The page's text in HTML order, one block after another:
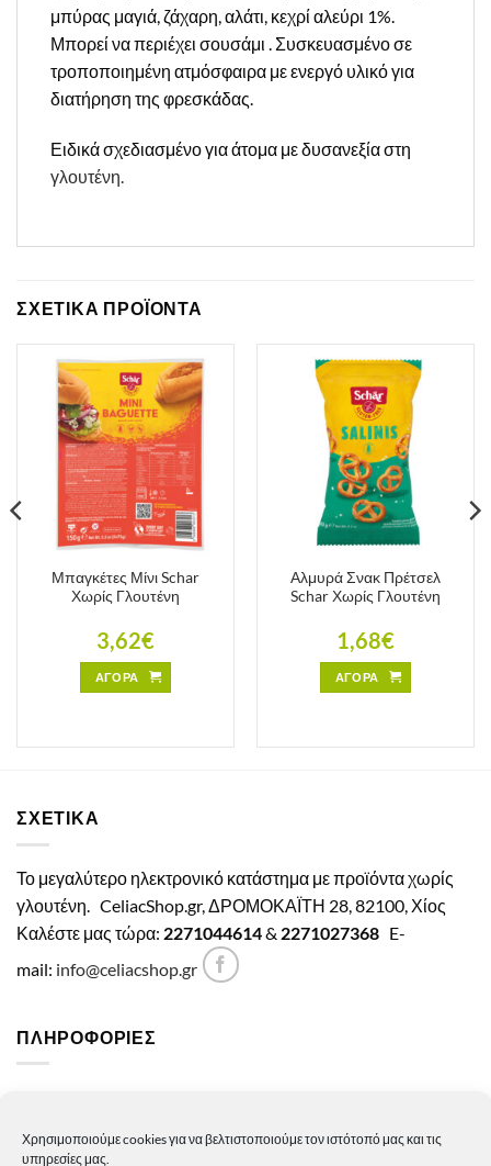
Χρησιμοποιούμε cookies για να βελτιστοποιούμε τον ιστότοπό μας και τις
υπηρεσίες μας.
μπύρας μαγιά, ζάχαρη, αλάτι, κεχρί αλεύρι 1%.
Μπορεί να περιέχει σουσάμι . Συσκευασμένο σε
τροποποιημένη ατμόσφαιρα με ενεργό υλικό για
διατήρηση της φρεσκάδας.
Ειδικά σχεδιασμένο για άτομα με δυσανεξία στη
γλουτένη.
ΣΧΕΤΙΚΑ ΠΡΟΪΟΝΤΑ
Μπαγκέτες Μίνι Schar
Χωρίς Γλουτένη
3,62€
ΑΓΟΡΑ
Αλμυρά Σνακ Πρέτσελ
Schar Χωρίς Γλουτένη
1,68€
ΑΓΟΡΑ
ΣΧΕΤΙΚΑ
Το μεγαλύτερο ηλεκτρονικό κατάστημα με προϊόντα χωρίς
γλουτένη. CeliacShop.gr, ΔΡΟΜΟΚΑΪΤΗ 28, 82100, Χίος
Καλέστε μας τώρα: 2271044614& 2271027368 E-
mail: info@celiacshop.gr
ΠΛΗΡΟΦΟΡΙΕΣ
Πολιτική Απορρήτου